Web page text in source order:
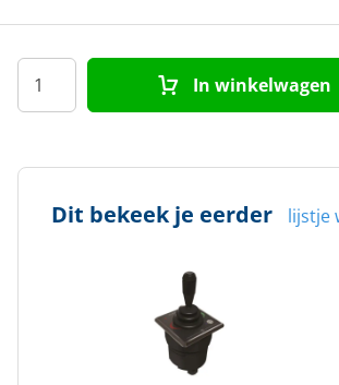
In winkelwagen
Dit bekeek je eerder lijstje